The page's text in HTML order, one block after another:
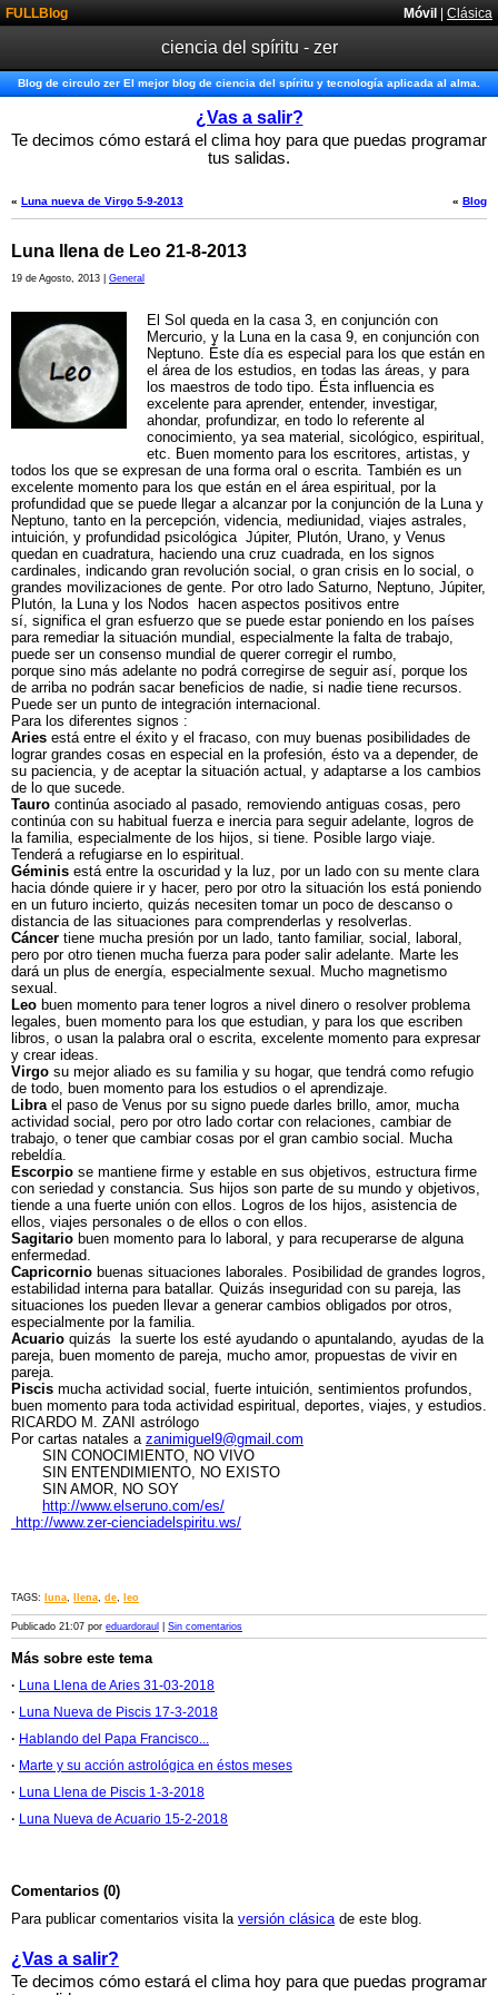
Móvil | Clásica
FULLBlog
ciencia del spíritu - zer
Blog de circulo zer El mejor blog de ciencia del spíritu y tecnología aplicada al alma.
¿Vas a salir?
Te decimos cómo estará el clima hoy para que puedas programar
tus salidas.
« Blog
« Luna nueva de Virgo 5-9-2013
Luna llena de Leo 21-8-2013
19 de Agosto, 2013 | General
El Sol queda en la casa 3, en conjunción con
Mercurio, y la Luna en la casa 9, en conjunción con
Neptuno. Éste día es especial para los que están en
el área de los estudios, en todas las áreas, y para
los maestros de todo tipo. Ésta influencia es
excelente para aprender, entender, investigar,
ahondar, profundizar, en todo lo referente al
conocimiento, ya sea material, sicológico, espiritual,
etc. Buen momento para los escritores, artistas, y
todos los que se expresan de una forma oral o escrita. También es un
excelente momento para los que están en el área espiritual, por la
profundidad que se puede llegar a alcanzar por la conjunción de la Luna y
Neptuno, tanto en la percepción, videncia, mediunidad, viajes astrales,
intuición, y profundidad psicológica Júpiter, Plutón, Urano, y Venus
quedan en cuadratura, haciendo una cruz cuadrada, en los signos
cardinales, indicando gran revolución social, o gran crisis en lo social, o
grandes movilizaciones de gente. Por otro lado Saturno, Neptuno, Júpiter,
Plutón, la Luna y los Nodos hacen aspectos positivos entre
sí, significa el gran esfuerzo que se puede estar poniendo en los países
para remediar la situación mundial, especialmente la falta de trabajo,
puede ser un consenso mundial de querer corregir el rumbo,
porque sino más adelante no podrá corregirse de seguir así, porque los
de arriba no podrán sacar beneficios de nadie, si nadie tiene recursos.
Puede ser un punto de integración internacional.
Para los diferentes signos :
Aries está entre el éxito y el fracaso, con muy buenas posibilidades de
lograr grandes cosas en especial en la profesión, ésto va a depender, de
su paciencia, y de aceptar la situación actual, y adaptarse a los cambios
de lo que sucede.
Tauro continúa asociado al pasado, removiendo antiguas cosas, pero
continúa con su habitual fuerza e inercia para seguir adelante, logros de
la familia, especialmente de los hijos, si tiene. Posible largo viaje.
Tenderá a refugiarse en lo espiritual.
Géminis está entre la oscuridad y la luz, por un lado con su mente clara
hacia dónde quiere ir y hacer, pero por otro la situación los está poniendo
en un futuro incierto, quizás necesiten tomar un poco de descanso o
distancia de las situaciones para comprenderlas y resolverlas.
Cáncer tiene mucha presión por un lado, tanto familiar, social, laboral,
pero por otro tienen mucha fuerza para poder salir adelante. Marte les
dará un plus de energía, especialmente sexual. Mucho magnetismo
sexual.
Leo buen momento para tener logros a nivel dinero o resolver problema
legales, buen momento para los que estudian, y para los que escriben
libros, o usan la palabra oral o escrita, excelente momento para expresar
y crear ideas.
Virgo su mejor aliado es su familia y su hogar, que tendrá como refugio
de todo, buen momento para los estudios o el aprendizaje.
Libra el paso de Venus por su signo puede darles brillo, amor, mucha
actividad social, pero por otro lado cortar con relaciones, cambiar de
trabajo, o tener que cambiar cosas por el gran cambio social. Mucha
rebeldía.
Escorpio se mantiene firme y estable en sus objetivos, estructura firme
con seriedad y constancia. Sus hijos son parte de su mundo y objetivos,
tiende a una fuerte unión con ellos. Logros de los hijos, asistencia de
ellos, viajes personales o de ellos o con ellos.
Sagitario buen momento para lo laboral, y para recuperarse de alguna
enfermedad.
Capricornio buenas situaciones laborales. Posibilidad de grandes logros,
estabilidad interna para batallar. Quizás inseguridad con su pareja, las
situaciones los pueden llevar a generar cambios obligados por otros,
especialmente por la familia.
Acuario quizás la suerte los esté ayudando o apuntalando, ayudas de la
pareja, buen momento de pareja, mucho amor, propuestas de vivir en
pareja.
Piscis mucha actividad social, fuerte intuición, sentimientos profundos,
buen momento para toda actividad espiritual, deportes, viajes, y estudios.
RICARDO M. ZANI astrólogo
Por cartas natales a zanimiguel9@gmail.com
SIN CONOCIMIENTO, NO VIVO
SIN ENTENDIMIENTO, NO EXISTO
SIN AMOR, NO SOY
http://www.elseruno.com/es/
http://www.zer-cienciadelspiritu.ws/
TAGS: luna, llena, de, leo
Publicado 21:07 por eduardoraul Sin comentarios
Más sobre este tema
· Luna Llena de Aries 31-03-2018
· Luna Nueva de Piscis 17-3-2018
· Hablando del Papa Francisco...
· Marte y su acción astrológica en éstos meses
· Luna Llena de Piscis 1-3-2018
· Luna Nueva de Acuario 15-2-2018
Comentarios (0)
Para publicar comentarios visita la versión clásicade este blog.
¿Vas a salir?
Te decimos cómo estará el clima hoy para que puedas programar